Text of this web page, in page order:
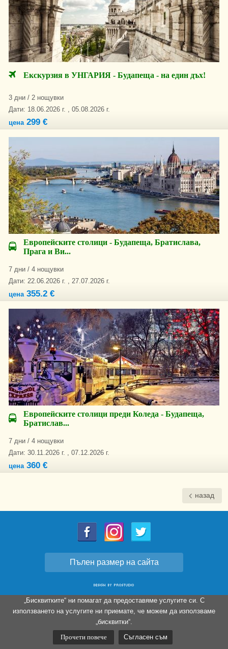
Екскурзия в УНГАРИЯ - Будапеща - на един дъх!
3 дни / 2 нощувки
Дати: 18.06.2026 г. , 05.08.2026 г.
цена299 €
Европейските столици - Будапеща, Братислава,
Прага и Ви...
7 дни / 4 нощувки
Дати: 22.06.2026 г. , 27.07.2026 г.
цена355.2 €
Европейските столици преди Коледа - Будапеща,
Братислав...
7 дни / 4 нощувки
Дати: 30.11.2026 г. , 07.12.2026 г.
цена360 €
назад
Пълен размер на сайта
„Бисквитките“ ни помагат да предоставяме услугите си. С
използването на услугите ни приемате, че можем да използваме
„бисквитки“.
Прочети повече
Съгласен съм